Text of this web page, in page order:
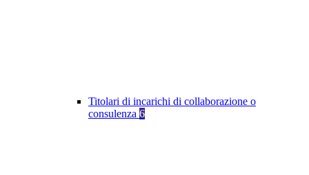
Titolari di incarichi di collaborazione o
consulenza 6